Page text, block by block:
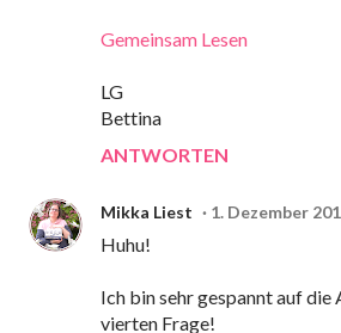
Gemeinsam Lesen
LG
Bettina
ANTWORTEN
Mikka Liest 1. Dezember
Huhu!
Ich bin sehr gespannt auf
vierten Frage!